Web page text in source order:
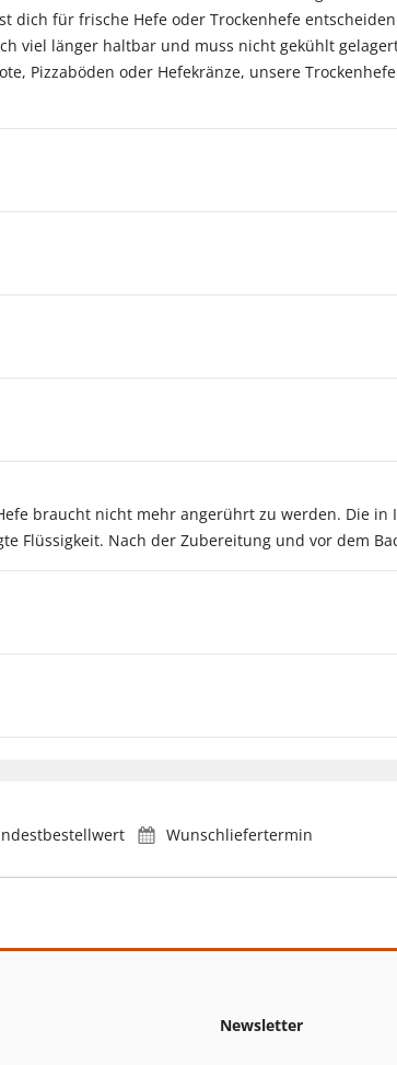
dich für frische Hefe oder Trockenhefe
viel länger haltbar und muss nicht gekühlt
Pizzaböden oder Hefekränze, unsere
braucht nicht mehr angerührt zu werden. Die in
Flüssigkeit. Nach der Zubereitung und vor dem
Wunschliefertermin
Newsletter